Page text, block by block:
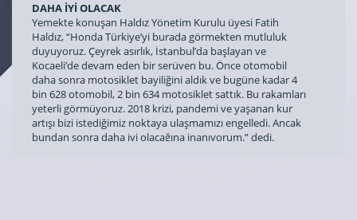
DAHA İYİ OLACAK
Yemekte konuşan Haldız Yönetim Kurulu üyesi Fatih
Haldız, “Honda Türkiye’yi burada görmekten mutluluk
duyuyoruz. Çeyrek asırlık, İstanbul’da başlayan ve
Kocaeli’de devam eden bir serüven bu. Önce otomobil
daha sonra motosiklet bayiliğini aldık ve bugüne kadar 4
bin 628 otomobil, 2 bin 634 motosiklet sattık. Bu rakamları
yeterli görmüyoruz. 2018 krizi, pandemi ve yaşanan kur
artışı bizi istediğimiz noktaya ulaşmamızı engelledi. Ancak
bundan sonra daha iyi olacağına inanıyorum.” dedi.